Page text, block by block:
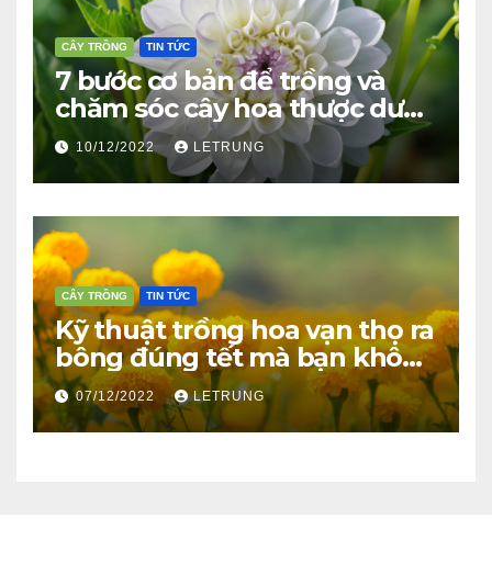
CÂY TRỒNG TIN TỨC
7 bước cơ bản để trồng và
chăm sóc cây hoa thược dược
ra bông đúng tết
10/12/2022 LETRUNG
CÂY TRỒNG TIN TỨC
Kỹ thuật trồng hoa vạn thọ ra
bông đúng tết mà bạn không
thể bỏ qua
07/12/2022 LETRUNG